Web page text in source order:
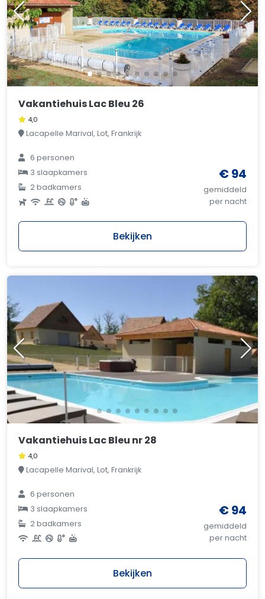
Vakantiehuis Lac Bleu 26
4,0
Lacapelle Marival, Lot, Frankrijk
6 personen
3 slaapkamers
2 badkamers
€ 94
gemiddeld
per nacht
Bekijken
Vakantiehuis Lac Bleu nr 28
4,0
Lacapelle Marival, Lot, Frankrijk
6 personen
3 slaapkamers
2 badkamers
€ 94
gemiddeld
per nacht
Bekijken